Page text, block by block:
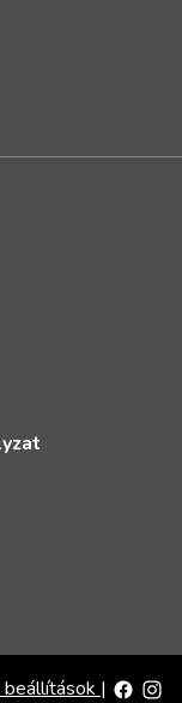
beállítások |